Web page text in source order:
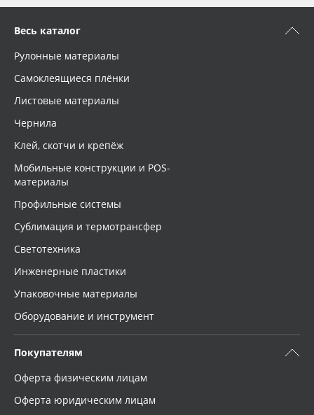
Весь каталог
Рулонные материалы
Самоклеящиеся плёнки
Листовые материалы
Чернила
Клей, скотчи и крепёж
Мобильные конструкции и POS-
материалы
Профильные системы
Сублимация и термотрансфер
Светотехника
Инженерные пластики
Упаковочные материалы
Оборудование и инструмент
Покупателям
Оферта физическим лицам
Оферта юридическим лицам